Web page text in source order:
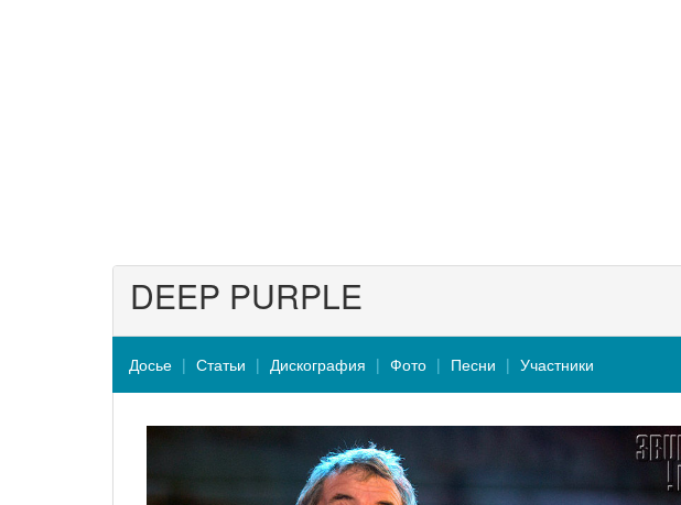
DEEP PURPLE
Досье Статьи Дискография Фото Песни Участники